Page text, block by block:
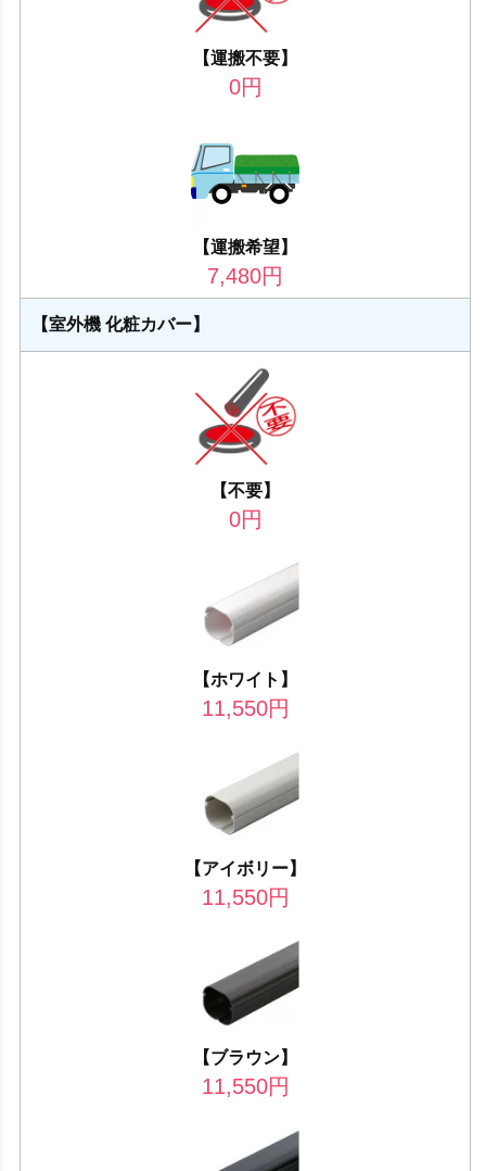
【運搬不要】
0円
【運搬希望】
7,480円
【室外機 化粧カバー】
【不要】
0円
【ホワイト】
11,550円
【アイボリー】
11,550円
【ブラウン】
11,550円